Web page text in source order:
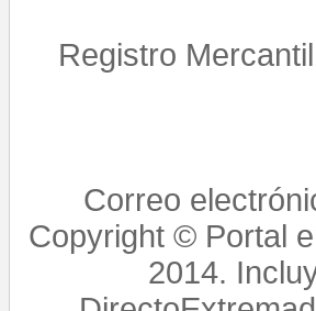
Registro
Correo
Copyright © Portal
2014.